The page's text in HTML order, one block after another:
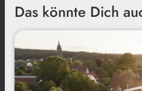
Das könnte Dich